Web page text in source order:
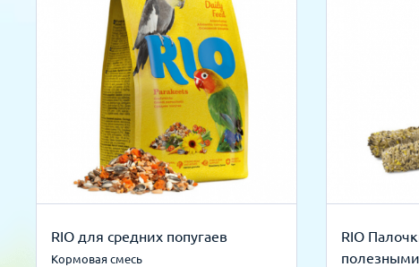
RIO для средних попугаев
Кормовая смесь
RIO